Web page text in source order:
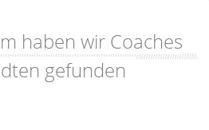
haben wir Coaches
gefunden